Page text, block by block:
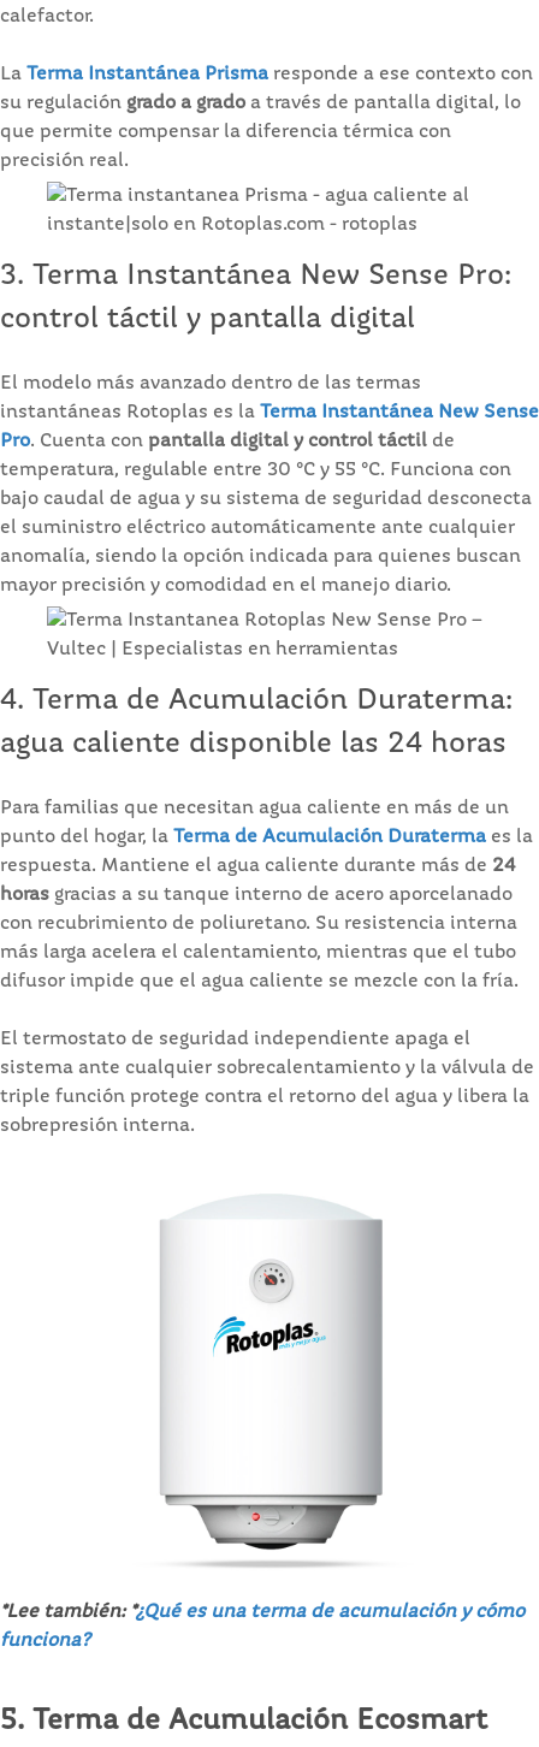
calefactor.
La Terma Instantánea Prisma responde a ese contexto con
su regulación grado a grado a través de pantalla digital, lo
que permite compensar la diferencia térmica con
precisión real.
3. Terma Instantánea New Sense Pro:
control táctil y pantalla digital
El modelo más avanzado dentro de las termas
instantáneas Rotoplas es la Terma Instantánea New Sense
Pro. Cuenta con pantalla digital y control táctil de
temperatura, regulable entre 30 °C y 55 °C. Funciona con
bajo caudal de agua y su sistema de seguridad desconecta
el suministro eléctrico automáticamente ante cualquier
anomalía, siendo la opción indicada para quienes buscan
mayor precisión y comodidad en el manejo diario.
4. Terma de Acumulación Duraterma:
agua caliente disponible las 24 horas
Para familias que necesitan agua caliente en más de un
punto del hogar, la Terma de Acumulación Duraterma es la
respuesta. Mantiene el agua caliente durante más de 24
horas gracias a su tanque interno de acero aporcelanado
con recubrimiento de poliuretano. Su resistencia interna
más larga acelera el calentamiento, mientras que el tubo
difusor impide que el agua caliente se mezcle con la fría.
El termostato de seguridad independiente apaga el
sistema ante cualquier sobrecalentamiento y la válvula de
triple función protege contra el retorno del agua y libera la
sobrepresión interna.
*Lee también: *¿Qué es una terma de acumulación y cómo
funciona?
5. Terma de Acumulación Ecosmart